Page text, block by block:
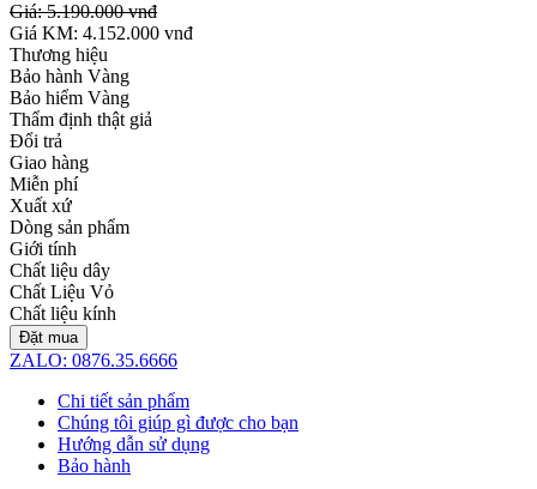
Giá:5.190.000 vnđ
Giá KM: 4.152.000 vnđ
Thương hiệu
Bảo hành Vàng
Bảo hiểm Vàng
Thẩm định thật giả
Đổi trả
Giao hàng
Miễn phí
Xuất xứ
Dòng sản phẩm
Giới tính
Chất liệu dây
Chất Liệu Vỏ
Chất liệu kính
Đặt mua
ZALO: 0876.35.6666
Chi tiết sản phẩm
Chúng tôi giúp gì được cho bạn
Hướng dẫn sử dụng
Bảo hành